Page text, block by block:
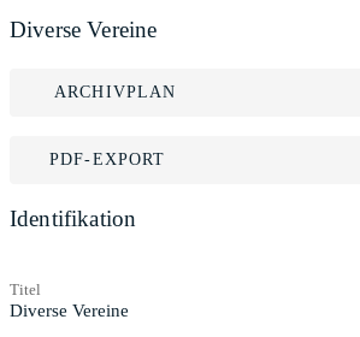
Diverse Vereine
ARCHIVPLAN
PDF-EXPORT
Identifikation
Titel
Diverse Vereine